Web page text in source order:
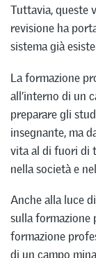
Tuttavia, queste
revisione ha
sistema già
La formazione
all’interno di un
preparare gli
insegnante, ma
vita al di fuori di
nella società e
Anche alla luce
sulla formazione
formazione
di un campo